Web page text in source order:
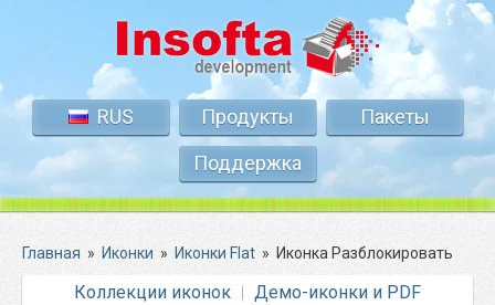
RUS Продукты
Пакеты
Поддержка
Главная » Иконки » Иконки Flat » Иконка Разблокировать
Коллекции иконок
Демо-иконки и PDF